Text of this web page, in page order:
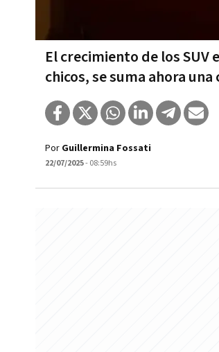
El crecimiento de los
chicos, se suma ahora
Por Guillermina Fossati
22/07/2025- 08:59hs